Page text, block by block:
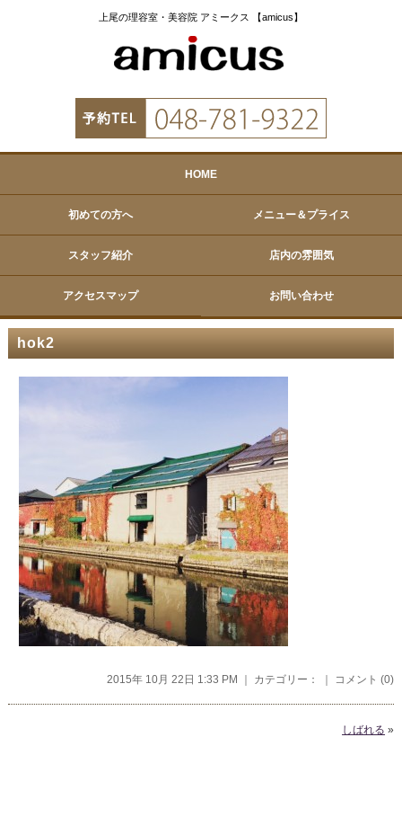
上尾の理容室・美容院 アミークス 【amicus】
HOME
初めての方へ メニュー＆プライス
スタッフ紹介 店内の雰囲気
アクセスマップ お問い合わせ
hok2
2015年 10月 22日 1:33 PM ｜ カテゴリー： ｜ コメント (0)
しばれる »